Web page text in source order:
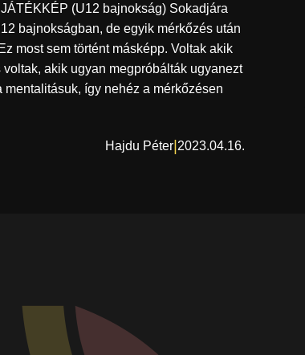
(U12 bajnokság) Sokadjára
bajnokságban, de egyik mérkőzés után
most sem történt másképp. Voltak akik
voltak, akik ugyan megpróbálták ugyanezt
így nehéz a mérkőzésen
Hajdu Péter| 2023.04.16.